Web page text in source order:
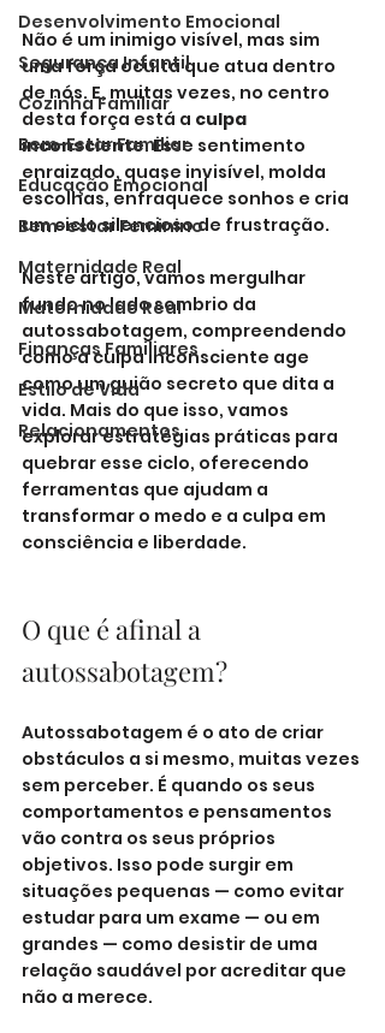
Desenvolvimento Emocional
Segurança Infantil
Cozinha Familiar
Bem-Estar Familiar
Educação Emocional
Bem-estar Feminino
Maternidade Real
Maternidade Real
Finanças Familiares
Estilo de Vida
Relacionamentos
Não é um inimigo visível, mas sim
uma força oculta que atua dentro
de nós. E, muitas vezes, no centro
desta força está a culpa
inconsciente. Esse sentimento
enraizado, quase invisível, molda
escolhas, enfraquece sonhos e cria
um ciclo silencioso de frustração.
Neste artigo, vamos mergulhar
fundo no lado sombrio da
autossabotagem, compreendendo
como a culpa inconsciente age
como um guião secreto que dita a
vida. Mais do que isso, vamos
explorar estratégias práticas para
quebrar esse ciclo, oferecendo
ferramentas que ajudam a
transformar o medo e a culpa em
consciência e liberdade.
O que é afinal a
autossabotagem?
Autossabotagem é o ato de criar
obstáculos a si mesmo, muitas vezes
sem perceber. É quando os seus
comportamentos e pensamentos
vão contra os seus próprios
objetivos. Isso pode surgir em
situações pequenas — como evitar
estudar para um exame — ou em
grandes — como desistir de uma
relação saudável por acreditar que
não a merece.